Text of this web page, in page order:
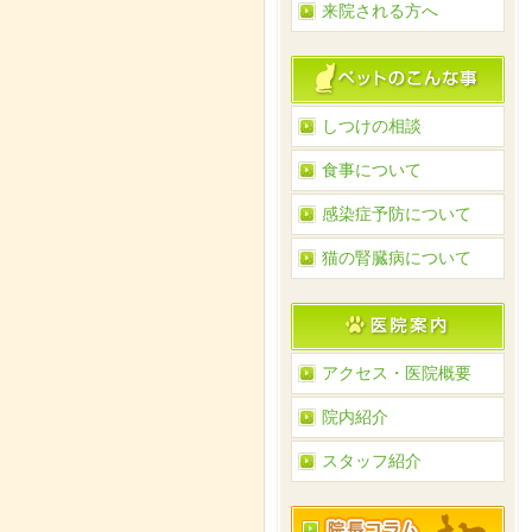
来院される方へ
しつけの相談
食事について
感染症予防について
猫の腎臓病について
アクセス・医院概要
院内紹介
スタッフ紹介